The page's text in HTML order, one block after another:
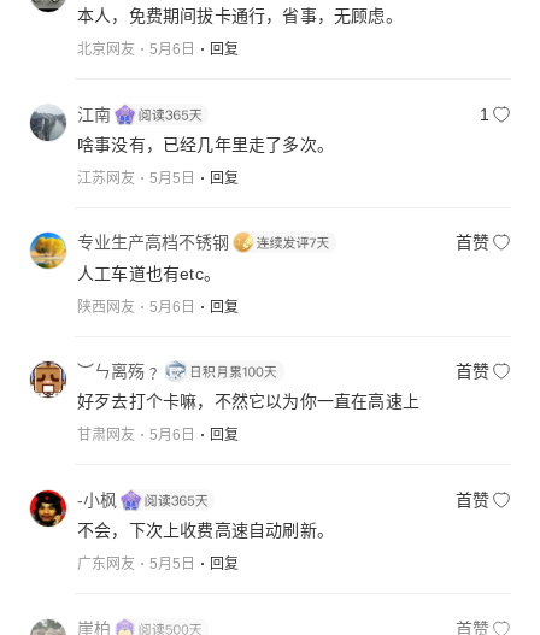
本人，免费期间拔卡通行，省事，无顾虑。
北京网友 5月6日 回复
江南
1
啥事没有，已经几年里走了多次。
江苏网友 5月5日 回复
专业生产高档不锈钢
首赞
人工车道也有etc。
陕西网友 5月6日 回复
︶ㄣ离殇﹖
首赞
好歹去打个卡嘛，不然它以为你一直在高速上
甘肃网友 5月6日 回复
-小枫
首赞
不会，下次上收费高速自动刷新。
广东网友 5月5日 回复
崖柏 首赞